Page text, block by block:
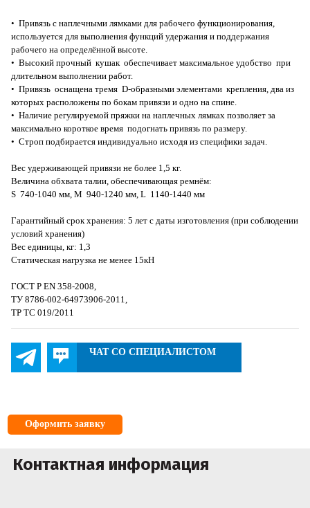
• Привязь с наплечными лямками для рабочего функционирования,
используется для выполнения функций удержания и поддержания
рабочего на определённой высоте.
• Высокий прочный кушак обеспечивает максимальное удобство при
длительном выполнении работ.
• Привязь оснащена тремя D-образными элементами крепления, два из
которых расположены по бокам привязи и одно на спине.
• Наличие регулируемой пряжки на наплечных лямках позволяет за
максимально короткое время подогнать привязь по размеру.
• Строп подбирается индивидуально исходя из специфики задач.
Вес удерживающей привязи не более 1,5 кг.
Величина обхвата талии, обеспечивающая ремнём:
S 740-1040 мм, M 940-1240 мм, L 1140-1440 мм
Гарантийный срок хранения: 5 лет с даты изготовления (при соблюдении
условий хранения)
Вес единицы, кг: 1,3
Статическая нагрузка не менее 15кН
ГОСТ Р EN 358-2008,
ТУ 8786-002-64973906-2011,
ТР ТС 019/2011
ЧАТ СО СПЕЦИАЛИСТОМ
Оформить заявку
Контактная информация